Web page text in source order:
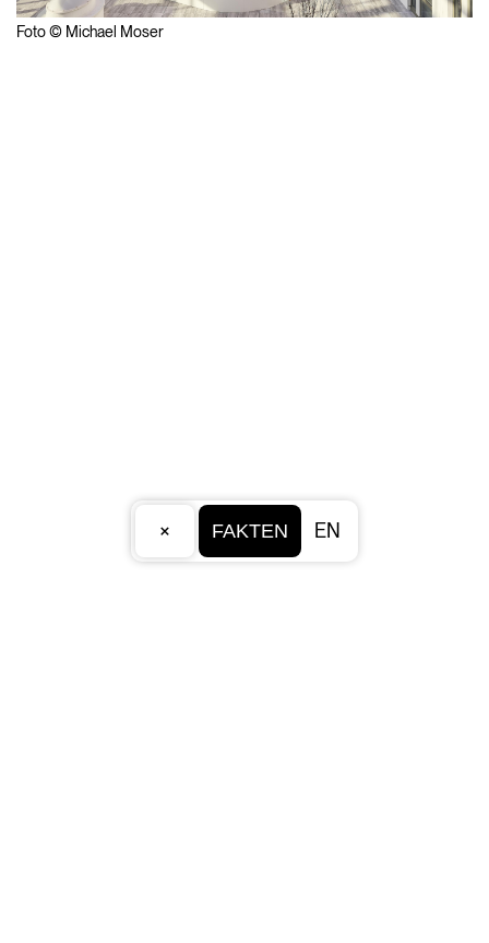
× FAKTEN EN
Foto © Michael Moser